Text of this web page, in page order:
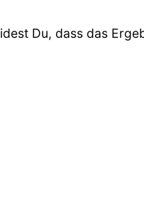
Du, dass das